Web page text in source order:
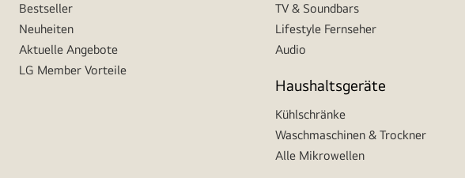
Bestseller
Neuheiten
Aktuelle Angebote
LG Member Vorteile
TV & Soundbars
Lifestyle Fernseher
Audio
Haushaltsgeräte
Kühlschränke
Waschmaschinen & Trockner
Alle Mikrowellen